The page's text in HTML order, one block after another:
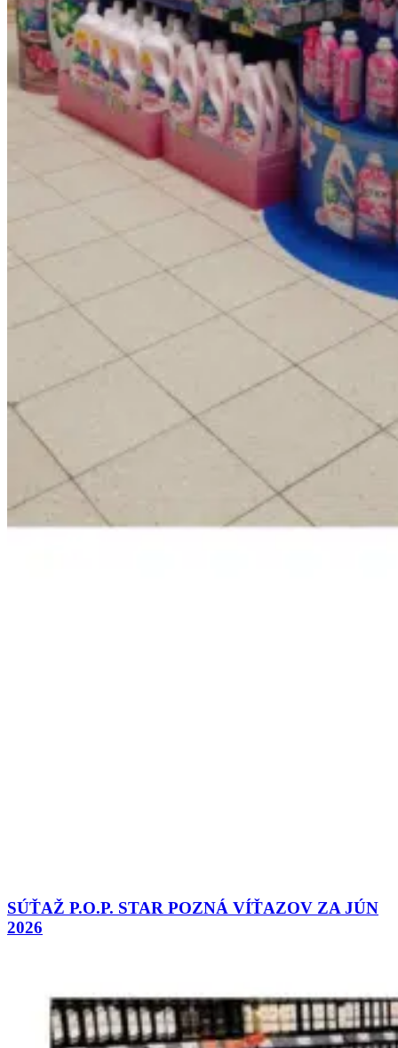
SÚŤAŽ P.O.P. STAR POZNÁ VÍŤAZOV ZA JÚN
2026